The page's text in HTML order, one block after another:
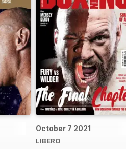
October 7 2021
LIBERO